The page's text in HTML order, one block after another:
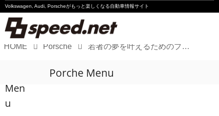
Volkswagen, Audi, Porscheがもっと楽しくなる自動車情報サイト
Audi
HOME Porsche 若者の夢を叶えるためのプログラム「LEARN with Porsche」公募開始
Men
u
Porche Menu